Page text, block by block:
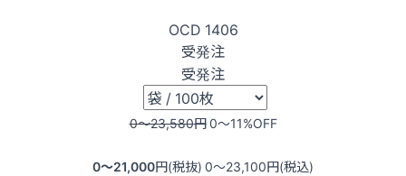
OCD 1406
受発注
受発注
0〜23,580円0〜11%OFF
0〜21,000円(税抜) 0〜23,100円(税込)